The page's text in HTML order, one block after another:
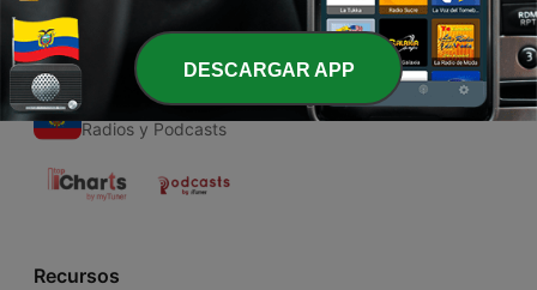
Radios de Ecuador
Radios y Podcasts
Recursos
DESCARGAR APP